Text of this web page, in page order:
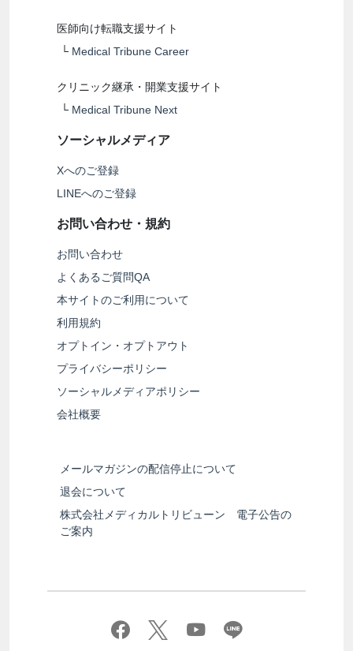
医師向け転職支援サイト
└ Medical Tribune Career
クリニック継承・開業支援サイト
└ Medical Tribune Next
ソーシャルメディア
Xへのご登録
LINEへのご登録
お問い合わせ・規約
お問い合わせ
よくあるご質問QA
本サイトのご利用について
利用規約
オプトイン・オプトアウト
プライバシーポリシー
ソーシャルメディアポリシー
会社概要
メールマガジンの配信停止について
退会について
株式会社メディカルトリビューン 電子公告の
ご案内